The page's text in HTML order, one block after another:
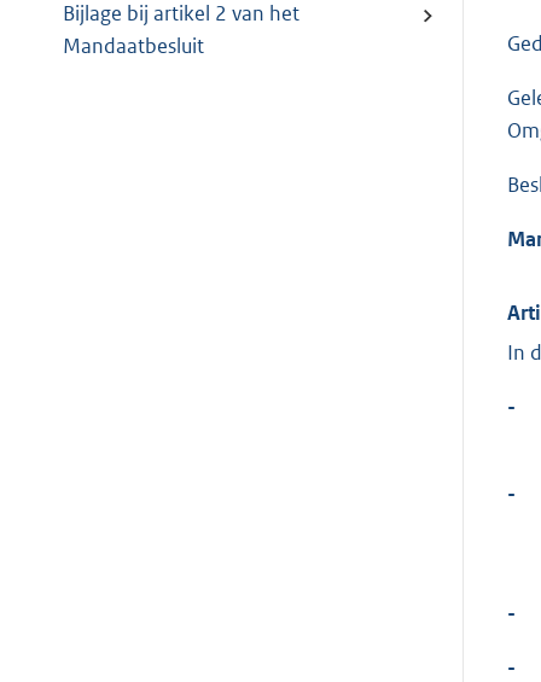
Bijlage bij artikel 2 van het
Mandaatbesluit
In
-
-
-
-